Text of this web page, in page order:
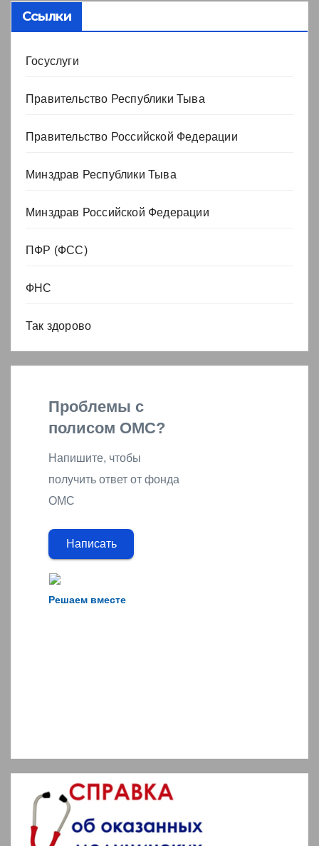
Ссылки
Госуслуги
Правительство Республики Тыва
Правительство Российской Федерации
Минздрав Республики Тыва
Минздрав Российской Федерации
ПФР (ФСС)
ФНС
Так здорово
Решаем вместе
Проблемы с
полисом ОМС?
Напишите, чтобы
получить ответ от фонда
ОМС
Написать